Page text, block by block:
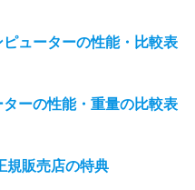
ューターの性能・比較表
ーの性能・重量の比較表
規販売店の特典